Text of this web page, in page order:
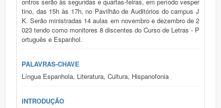
tino, das 15h às 17h, no Pavilhão de Auditórios do campus J
K. Serão ministradas 14 aulas em novembro e dezembro de 2
023 tendo como monitores 8 discentes do Curso de Letras - P
ortuguês e Espanhol.
PALAVRAS-CHAVE
Língua Espanhola, Literatura, Cultura, Hispanofonia
INTRODUÇÃO